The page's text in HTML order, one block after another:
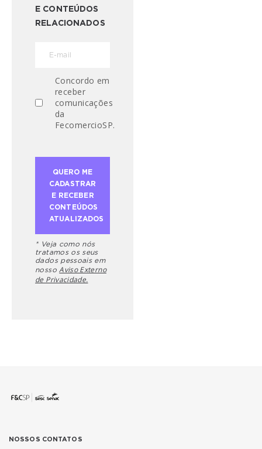
E CONTEÚDOS
RELACIONADOS
Concordo em
receber
comunicações
da
FecomercioSP.
* Veja como nós
tratamos os seus
dados pessoais em
nosso Aviso Externo
de Privacidade.
NOSSOS CONTATOS